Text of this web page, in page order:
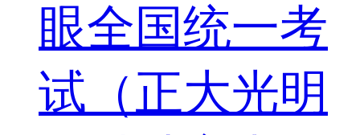
眼全国统一考
试（正大光明